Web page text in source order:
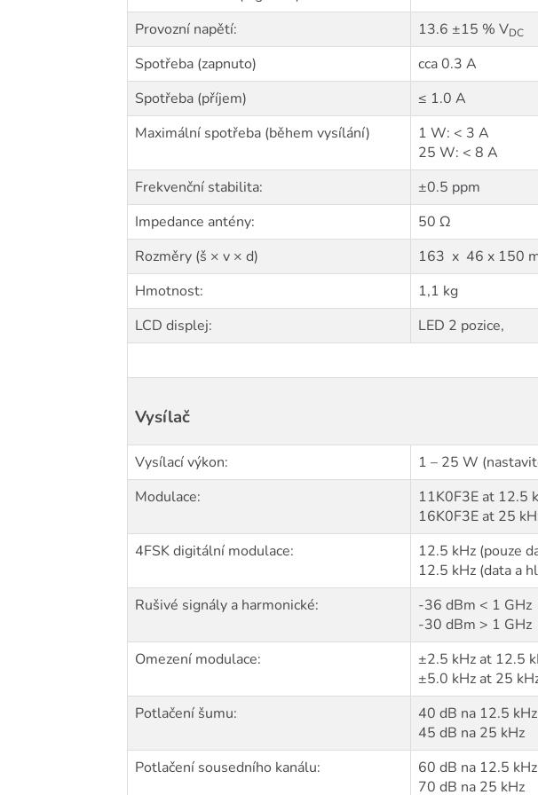
Provozní napětí:
13.6 ±15 % VDC
Spotřeba (zapnuto)
cca 0.3 A
Spotřeba (příjem)
≤ 1.0 A
Maximální spotřeba (během vysílání)
1 W: < 3 A
25 W: < 8 A
Frekvenční stabilita:
±0.5 ppm
Impedance antény:
50 Ω
Rozměry (š × v × d)
163 x 46 x 150
Hmotnost:
1,1 kg
LCD displej:
LED 2 pozice,
Vysílač
Vysílací výkon:
1 – 25 W
Modulace:
11K0F3E at 12.5
16K0F3E at 25
4FSK digitální modulace:
12.5 kHz (pouze
12.5 kHz (data a
Rušivé signály a harmonické:
-36 dBm < 1 GHz
-30 dBm > 1 GHz
Omezení modulace:
±2.5 kHz at 12.5
±5.0 kHz at 25
Potlačení šumu:
40 dB na 12.5 kHz
45 dB na 25 kHz
Potlačení sousedního kanálu:
60 dB na 12.5 kHz
70 dB na 25 kHz